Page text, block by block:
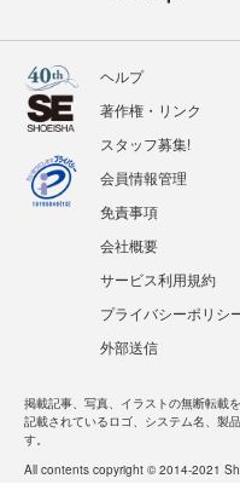
ヘルプ
著作権・リンク
スタッフ募集!
会員情報管理
免責事項
会社概要
サービス利用規約
プライバシーポリシ
外部送信
掲載記事、写真、イラストの無断転載を
記載されているロゴ、システム名、製
す。
All contents copyright © 2014-2021